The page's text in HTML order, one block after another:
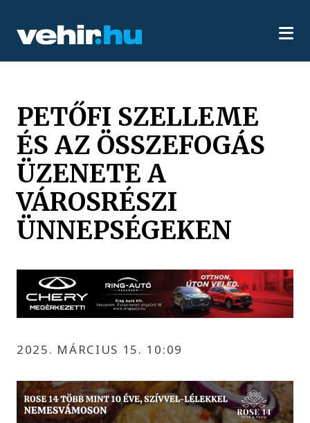
PETŐFI SZELLEME
ÉS AZ ÖSSZEFOGÁS
ÜZENETE A
VÁROSRÉSZI
ÜNNEPSÉGEKEN
2025. MÁRCIUS 15. 10:09